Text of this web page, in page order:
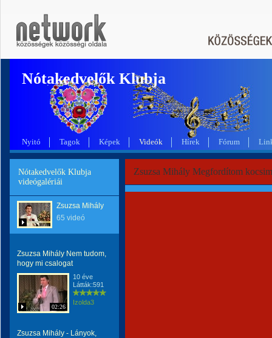
Nótakedvelők Klubja
Nyitó Tagok Képek Videók Hírek Fórum
Nótakedvelők Klubja
videógalériái
Zsuzsa Mihály
65 videó
Zsuzsa Mihály Nem tudom,
hogy mi csalogat
02:26
10 éve
Látták:591
Izolda3
Zsuzsa Mihály - Lányok,
Zsuzsa Mihály Megfordítom